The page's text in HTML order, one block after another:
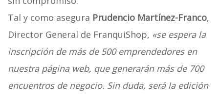
Tal y como asegura Prudencio Martínez-Franco,
Director General de FranquiShop, «se espera la
inscripción de más de 500 emprendedores en
nuestra página web, que generarán más de 700
encuentros de negocio. Sin duda, será la edición